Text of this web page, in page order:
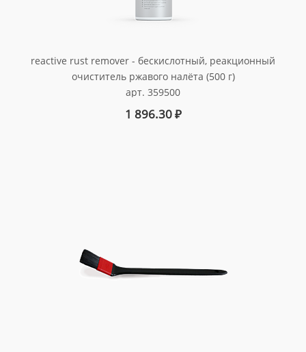
reactive rust remover - бескислотный, реакционный
очиститель ржавого налёта (500 г)
арт. 359500
1 896.30₽